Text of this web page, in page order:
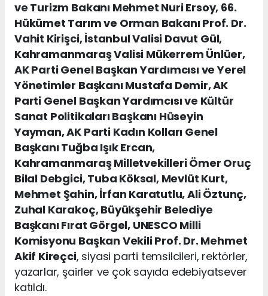
ve Turizm Bakanı Mehmet Nuri Ersoy, 66.
Hükümet Tarım ve Orman Bakanı Prof. Dr.
Vahit Kirişci, İstanbul Valisi Davut Gül,
Kahramanmaraş Valisi Mükerrem Ünlüer,
AK Parti Genel Başkan Yardımcısı ve Yerel
Yönetimler Başkanı Mustafa Demir, AK
Parti Genel Başkan Yardımcısı ve Kültür
Sanat Politikaları Başkanı Hüseyin
Yayman, AK Parti Kadın Kolları Genel
Başkanı Tuğba Işık Ercan,
Kahramanmaraş Milletvekilleri Ömer Oruç
Bilal Debgici, Tuba Köksal, Mevlüt Kurt,
Mehmet Şahin, İrfan Karatutlu, Ali Öztunç,
Zuhal Karakoç, Büyükşehir Belediye
Başkanı Fırat Görgel, UNESCO Milli
Komisyonu Başkan Vekili Prof. Dr. Mehmet
Akif Kireçci, siyasi parti temsilcileri, rektörler,
yazarlar, şairler ve çok sayıda edebiyatsever
katıldı.